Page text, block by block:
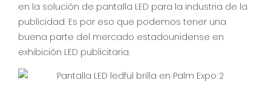
en la solución de pantalla LED para la industria de la
publicidad. Es por eso que podemos tener una
buena parte del mercado estadounidense en
exhibición LED publicitaria.